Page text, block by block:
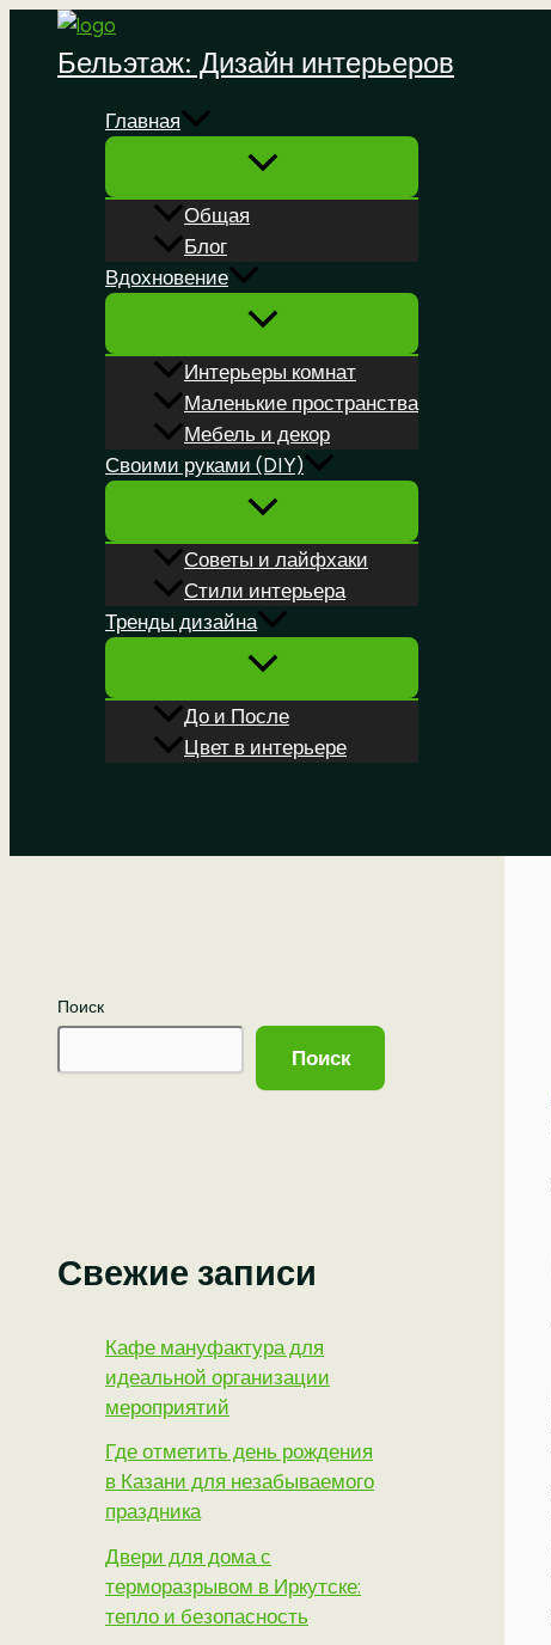
Перейти
Бельэтаж: Дизайн интерьеров
Главная
Общая
Блог
Вдохновение
Интерьеры комнат
Маленькие пространства
Мебель и декор
Своими руками (DIY)
Советы и лайфхаки
Стили интерьера
Тренды дизайна
До и После
Цвет в интерьере
Поиск
Поиск
Свежие записи
Кафе мануфактура для
идеальной организации
мероприятий
Где отметить день рождения
в Казани для незабываемого
праздника
Двери для дома с
терморазрывом в Иркутске:
тепло и безопасность